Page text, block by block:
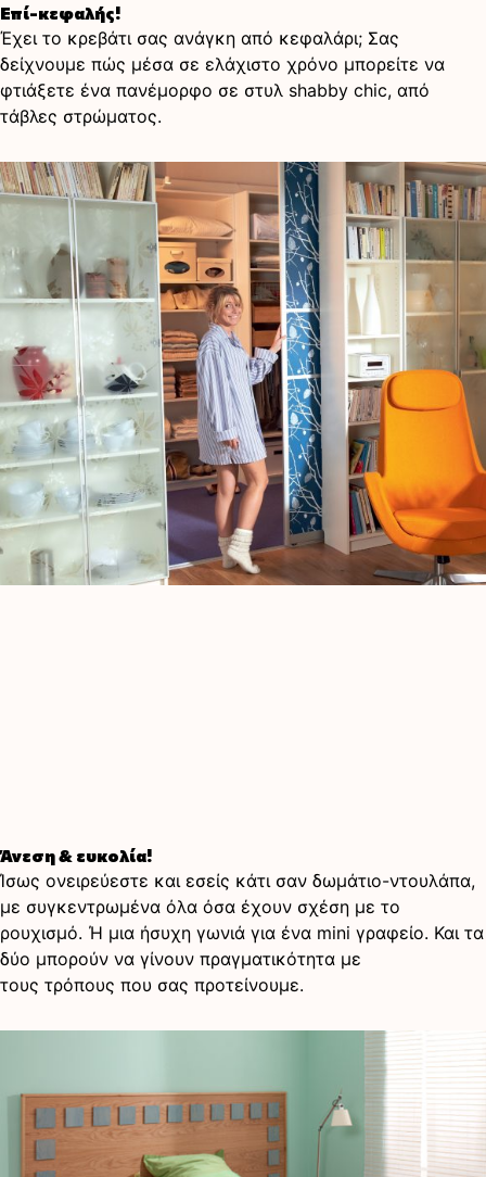
Επί-κεφαλής!
Έχει το κρεβάτι σας ανάγκη από κεφαλάρι; Σας
δείχνουμε πώς μέσα σε ελάχιστο χρόνο μπορείτε να
φτιάξετε ένα πανέμορφο σε στυλ shabby chic, από
τάβλες στρώματος.
Άνεση & ευκολία!
Ίσως ονειρεύεστε και εσείς κάτι σαν δωμάτιο-ντουλάπα,
με συγκεντρωμένα όλα όσα έχουν σχέση με το
ρουχισμό. Ή μια ήσυχη γωνιά για ένα mini γραφείο. Και τα
δύο μπορούν να γίνουν πραγματικότητα με
τους τρόπους που σας προτείνουμε.